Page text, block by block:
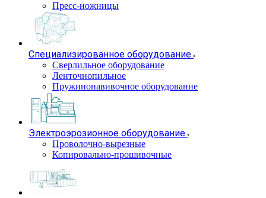
Пресс-ножницы
Специализированное оборудование
Сверлильное оборудование
Ленточнопильное
Пружинонавивочное оборудование
Электроэрозионное оборудование
Проволочно-вырезные
Копировально-прошивочные